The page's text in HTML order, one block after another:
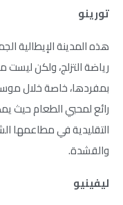
تورينو
هذه المدينة الإيطالية
رياضة التزلج، ولكن
بمفردها، خاصة خلال
رائع لمحبي الطعام حيث
التقليدية في مطاعمها
والقشدة.
ليفينيو